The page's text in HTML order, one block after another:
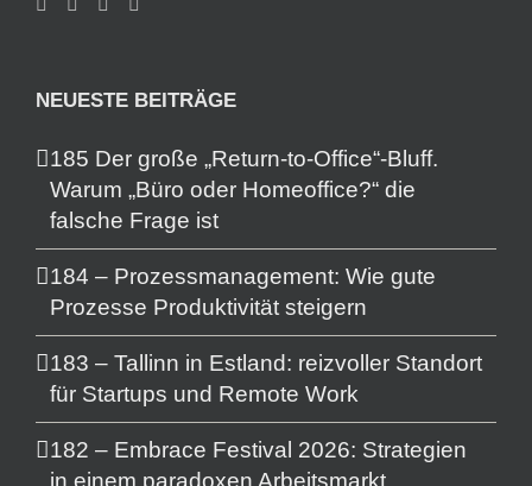
NEUESTE BEITRÄGE
185 Der große „Return-to-Office“-Bluff.
Warum „Büro oder Homeoffice?“ die
falsche Frage ist
184 – Prozessmanagement: Wie gute
Prozesse Produktivität steigern
183 – Tallinn in Estland: reizvoller Standort
für Startups und Remote Work
182 – Embrace Festival 2026: Strategien
in einem paradoxen Arbeitsmarkt